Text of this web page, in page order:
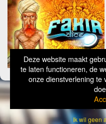
Deze website maakt
te laten functioneren, de
onze dienstverlening te
Copyright
Verantwoord Gokken Info,
Ik wil geen